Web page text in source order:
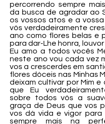
percorrendo sempre
da busca de agradar ao
os vossos atos e a vossa
vós verdadeiramente
ano como flores belas e
para dar-Lhe honra, louvor
Eu amo a todos vocês
neste ano vou cada vez
vos a crescerdes em
flores dóceis nas Minhas
deixam cultivar por Mim e
que Eu
sobre todos vós a
graça de Deus que vos
vos dá vida e vigor para
sempre mais na